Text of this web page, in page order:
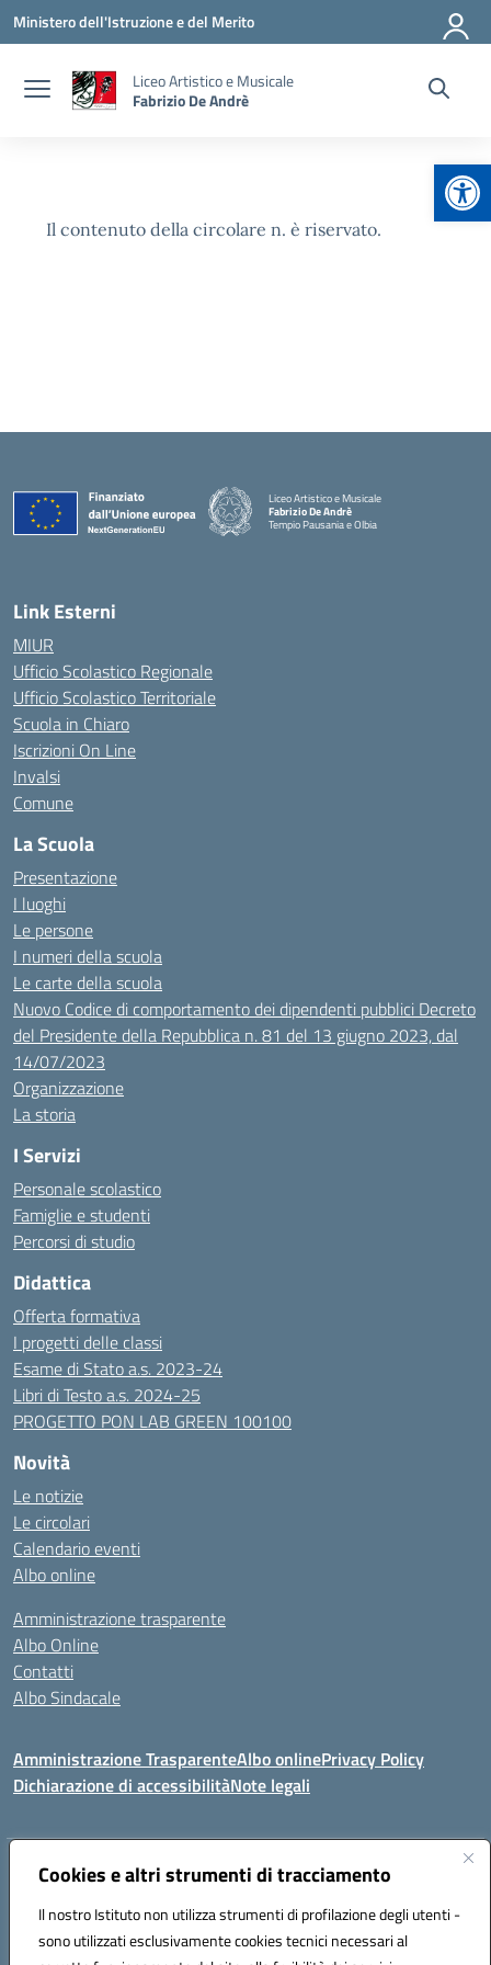
Cookies e altri strumenti di tracciamento
Il nostro Istituto non utilizza strumenti di profilazione degli utenti -
sono utilizzati esclusivamente cookies tecnici necessari al
Vai ai contenuti
Vai al menu di navigazione
Vai al footer
Ministero dell'Istruzione e del Merito
Liceo Artistico e Musicale
Fabrizio De Andrè
Il contenuto della circolare n. è riservato.
Liceo Artistico e Musicale
Fabrizio De Andrè
Tempio Pausania e Olbia
— Visita la pagina iniziale della scuola
Link Esterni
MIUR
Ufficio Scolastico Regionale
Ufficio Scolastico Territoriale
Scuola in Chiaro
Iscrizioni On Line
Invalsi
Comune
La Scuola
Presentazione
I luoghi
Le persone
I numeri della scuola
Le carte della scuola
Nuovo Codice di comportamento dei dipendenti pubblici Decreto
del Presidente della Repubblica n. 81 del 13 giugno 2023, dal
14/07/2023
Organizzazione
La storia
I Servizi
Personale scolastico
Famiglie e studenti
Percorsi di studio
Didattica
Offerta formativa
I progetti delle classi
Esame di Stato a.s. 2023-24
Libri di Testo a.s. 2024-25
PROGETTO PON LAB GREEN 100100
Novità
Le notizie
Le circolari
Calendario eventi
Albo online
Amministrazione trasparente
Albo Online
Contatti
Albo Sindacale
Amministrazione TrasparenteAlbo onlinePrivacy Policy
Dichiarazione di accessibilitàNote legali
Indirizzo:Via De Martis s.n.c. 07029 Tempio Pausania (OT)
Posta elettronica certificata (PEC):sssl030007@pec.istruzione.it
Codice fiscale: 91009410902